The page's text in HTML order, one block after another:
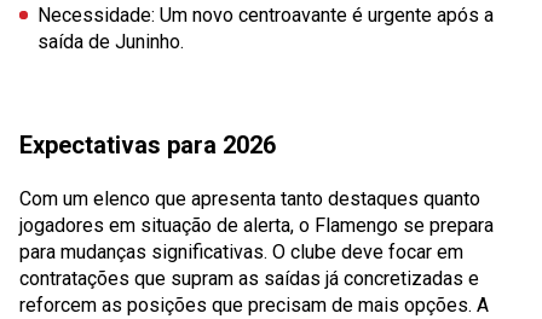
Necessidade: Um novo centroavante é urgente após a
saída de Juninho.
Expectativas para 2026
Com um elenco que apresenta tanto destaques quanto
jogadores em situação de alerta, o Flamengo se prepara
para mudanças significativas. O clube deve focar em
contratações que supram as saídas já concretizadas e
reforcem as posições que precisam de mais opções. A